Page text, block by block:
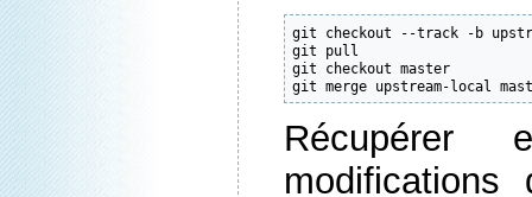
git checkout --track -b
git pull
git checkout master
git merge upstream-local
Récupérer
modifications